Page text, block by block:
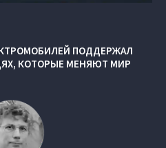
ПОДДЕРЖАЛ
КОТОРЫЕ МЕНЯЮТ МИР